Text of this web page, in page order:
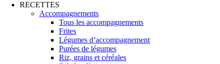
RECETTES
Accompagnements
Tous les accompagnements
Frites
Légumes d’accompagnement
Purées de légumes
Riz, grains et céréales